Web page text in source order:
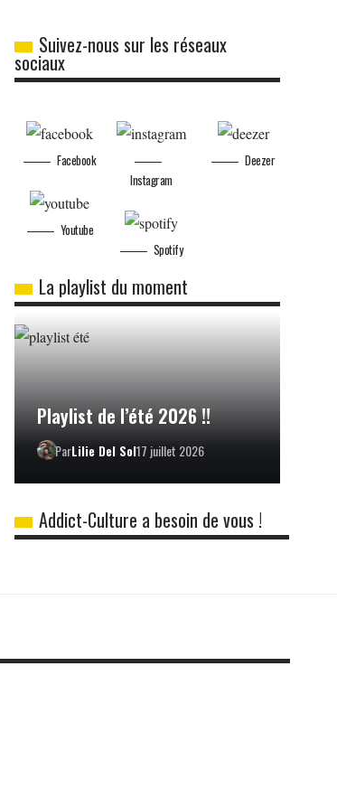
Suivez-nous sur les réseaux
sociaux
Facebook
Youtube
Instagram
Spotify
Deezer
La playlist du moment
Playlist de l’été 2026 !!
ParLilie Del Sol17 juillet 2026
Addict-Culture a besoin de vous !